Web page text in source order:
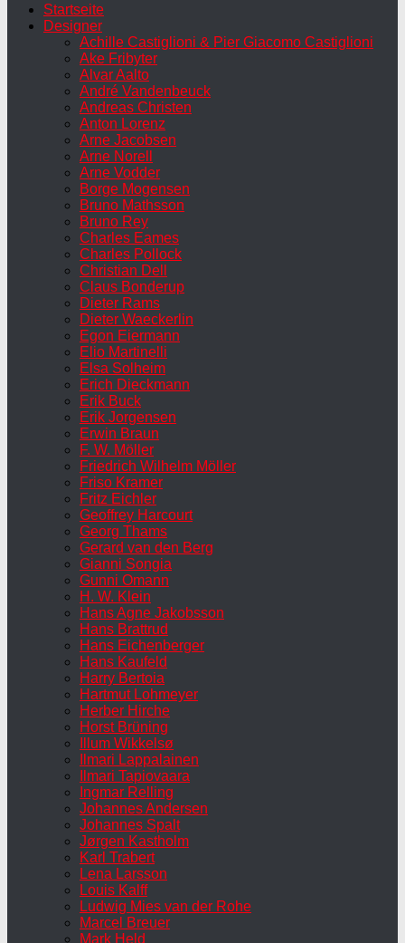
Startseite
Designer
Achille Castiglioni & Pier Giacomo Castiglioni
Ake Fribyter
Alvar Aalto
André Vandenbeuck
Andreas Christen
Anton Lorenz
Arne Jacobsen
Arne Norell
Arne Vodder
Borge Mogensen
Bruno Mathsson
Bruno Rey
Charles Eames
Charles Pollock
Christian Dell
Claus Bonderup
Dieter Rams
Dieter Waeckerlin
Egon Eiermann
Elio Martinelli
Elsa Solheim
Erich Dieckmann
Erik Buck
Erik Jorgensen
Erwin Braun
F. W. Möller
Friedrich Wilhelm Möller
Friso Kramer
Fritz Eichler
Geoffrey Harcourt
Georg Thams
Gerard van den Berg
Gianni Songia
Gunni Omann
H. W. Klein
Hans Agne Jakobsson
Hans Brattrud
Hans Eichenberger
Hans Kaufeld
Harry Bertoia
Hartmut Lohmeyer
Herber Hirche
Horst Brüning
Illum Wikkelsø
Ilmari Lappalainen
Ilmari Tapiovaara
Ingmar Relling
Johannes Andersen
Johannes Spalt
Jørgen Kastholm
Karl Trabert
Lena Larsson
Louis Kalff
Ludwig Mies van der Rohe
Marcel Breuer
Mark Held